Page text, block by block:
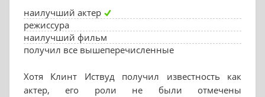
наилучший актер
режиссура
наилучший фильм
получил все вышеперечисленные
Хотя Клинт Иствуд получил известность как
актер, его роли не были отмечены